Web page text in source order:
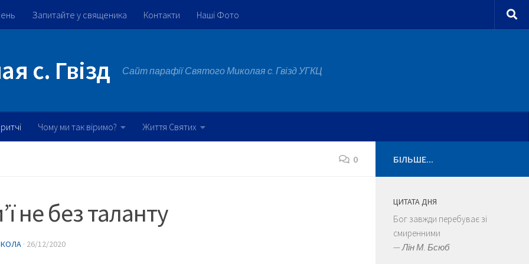
Запитайте у священика Контакти Наші Фото
с. Гвізд Сайт парафії Святого Миколая с. Гвізд УГКЦ
Чому ми так віримо? Життя Святих
0
не без таланту
· 26/12/2020
БІЛЬШЕ...
ЦИТАТА ДНЯ
Бог завжди перебуває зі
смиренними
—Лін М. Бсюб